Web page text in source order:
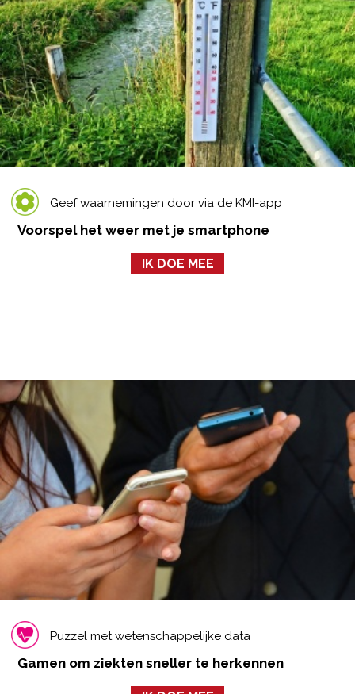
Geef waarnemingen door via de KMI-app
Voorspel het weer met je smartphone
IK DOE MEE
Puzzel met wetenschappelijke data
Gamen om ziekten sneller te herkennen